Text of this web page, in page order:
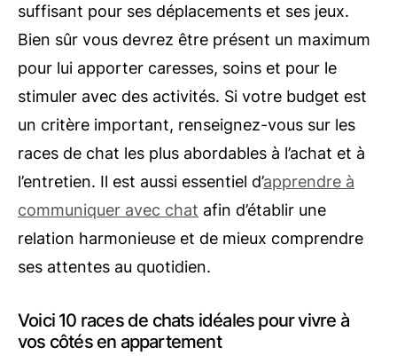
suffisant pour ses déplacements et ses jeux.
Bien sûr vous devrez être présent un maximum
pour lui apporter caresses, soins et pour le
stimuler avec des activités. Si votre budget est
un critère important, renseignez-vous sur les
races de chat les plus abordables à l’achat et à
l’entretien. Il est aussi essentiel d’apprendre à
communiquer avec chat afin d’établir une
relation harmonieuse et de mieux comprendre
ses attentes au quotidien.
Voici 10 races de chats idéales pour vivre à
vos côtés en appartement